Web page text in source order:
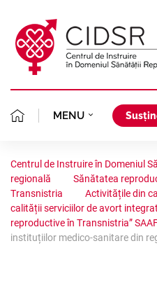
MENU
CLINICA
PORTOFOLIU
Centrul de Instruire în Domeniul
regională
Sănătatea
Transnistria
Activitățile din
calității serviciilor de avort
reproductive în Transnistria”
instituțiilor medico-sanitare din